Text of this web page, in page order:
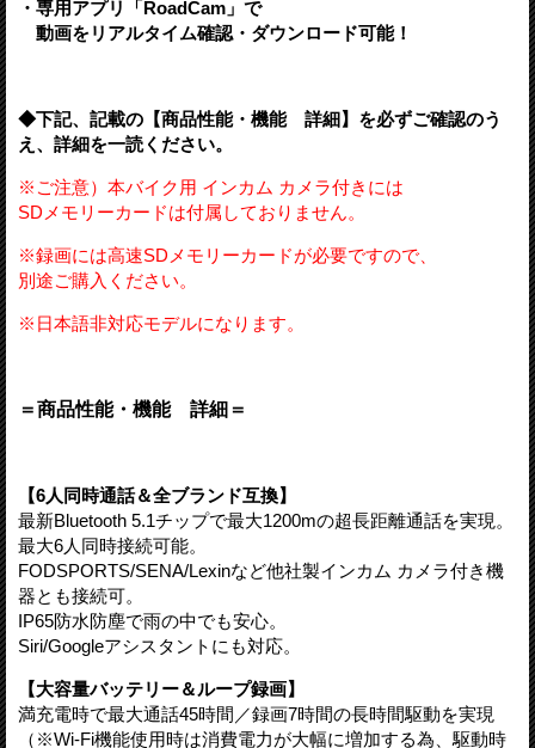
・専用アプリ「RoadCam」で
動画をリアルタイム確認・ダウンロード可能！
◆下記、記載の【商品性能・機能 詳細】を必ずご確認のう
え、 詳細を一読ください。
※ご注意） 本バイク用 インカム カメラ付きには
SDメモリーカードは付属しておりません。
※録画には高速SDメモリーカードが必要ですので、
別途ご購入ください。
※日本語非対応モデルになります。
＝商品性能・機能 詳細＝
【6人同時通話＆全ブランド互換】
最新Bluetooth 5.1チップで最大1200mの超長距離通話を実現。
最大6人同時接続可能。
FODSPORTS/SENA/Lexinなど他社製インカム カメラ付き機
器とも接続可。
IP65防水防塵で雨の中でも安心。
Siri/Googleアシスタントにも対応。
【大容量バッテリー＆ループ録画】
満充電時で最大通話45時間／録画7時間の長時間駆動を実現
（※Wi-Fi機能使用時は消費電力が大幅に増加する為、駆動時